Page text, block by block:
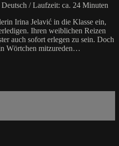
/ Laufzeit: ca. 24 Minuten
Irina Jelavić in die Klasse ein,
Ihren weiblichen Reizen
auch sofort erlegen zu sein. Doch
Wörtchen mitzureden…